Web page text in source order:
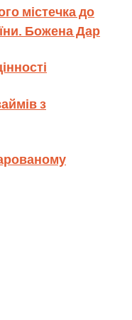
містечка до
Божена Дар
з